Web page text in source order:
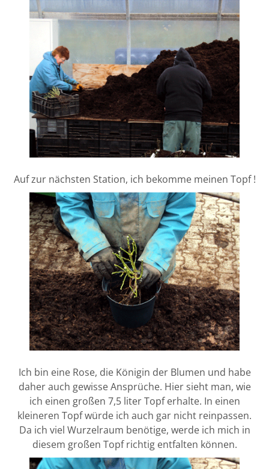
Auf zur nächsten Station, ich bekomme meinen Topf !
Ich bin eine Rose, die Königin der Blumen und habe
daher auch gewisse Ansprüche. Hier sieht man, wie
ich einen großen 7,5 liter Topf erhalte. In einen
kleineren Topf würde ich auch gar nicht reinpassen.
Da ich viel Wurzelraum benötige, werde ich mich in
diesem großen Topf richtig entfalten können.